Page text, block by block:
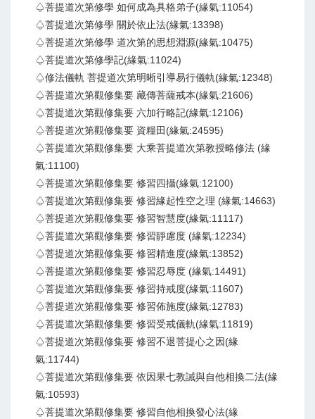
♤菩提道次第修學 如何成為具格弟子(緣氣:11054)
♤菩提道次第修學 關於依止法(緣氣:13398)
♤菩提道次第修學 道次第的思想淵源(緣氣:10475)
♤菩提道次第修學記(緣氣:11024)
♤修法儀軌 菩提道次第明晰引導易行儀軌(緣氣:12348)
♤菩提道次第觀修集要 藏傳菩薩戒本(緣氣:21606)
♤菩提道次第觀修集要 六加行略記(緣氣:12106)
♤菩提道次第觀修集要 資糧田(緣氣:24595)
♤菩提道次第觀修集要 大乘菩提道次第教授略修法 (緣
氣:11100)
♤菩提道次第觀修集要 修習四攝(緣氣:12100)
♤菩提道次第觀修集要 修習緣起性空之理 (緣氣:14663)
♤菩提道次第觀修集要 修習智慧度(緣氣:11117)
♤菩提道次第觀修集要 修習靜慮度 (緣氣:12234)
♤菩提道次第觀修集要 修習精進度(緣氣:13852)
♤菩提道次第觀修集要 修習忍辱度 (緣氣:14491)
♤菩提道次第觀修集要 修習持戒度(緣氣:11607)
♤菩提道次第觀修集要 修習佈施度(緣氣:12783)
♤菩提道次第觀修集要 修習受戒儀軌(緣氣:11819)
♤菩提道次第觀修集要 修習不退菩提心之因(緣
氣:11744)
♤菩提道次第觀修集要 依因果七教誡與自他相換二法(緣
氣:10593)
♤菩提道次第觀修集要 修習自他相換發心法(緣